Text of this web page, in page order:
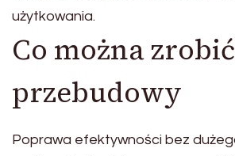
użytkowania.
Co można
przebudowy
Poprawa efektywności bez